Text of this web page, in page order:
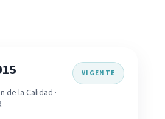
de la Calidad ·
VIGENTE